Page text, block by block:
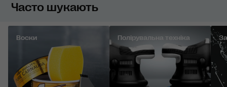
Часто шукають
Воски Полірувальна техніка